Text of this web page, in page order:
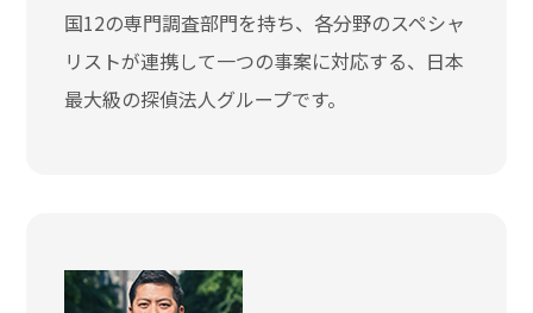
国12の専門調査部門を持ち、各分野のスペシャ
リストが連携して一つの事案に対応する、日本
最大級の探偵法人グループです。